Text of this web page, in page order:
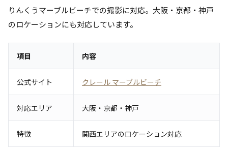
りんくうマーブルビーチでの撮影に対応。大阪・京都・神戸
のロケーションにも対応しています。
項目 内容
公式サイト クレール マーブルビーチ
対応エリア 大阪・京都・神戸
特徴 関西エリアのロケーション対応